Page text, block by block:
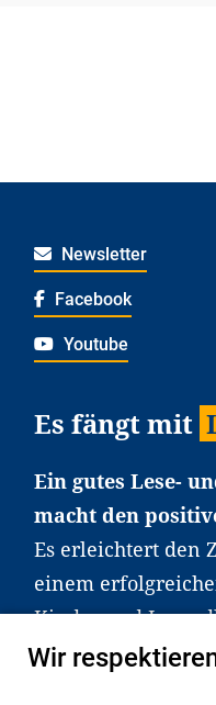
Newsletter
Facebook
Youtube
Es fängt mit
Ein gutes Lese-
macht den
Es erleichtert den
einem
Kinder und
haben aber große
Wir